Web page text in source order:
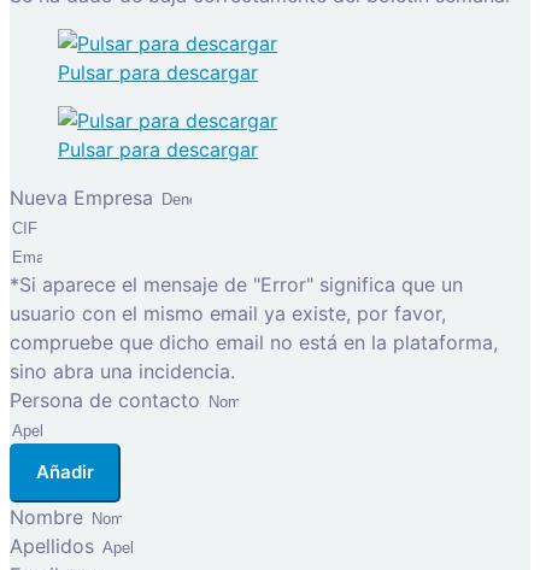
Pulsar para descargar
Pulsar para descargar
Nueva Empresa
*Si aparece el mensaje de "Error" significa que un
usuario con el mismo email ya existe, por favor,
compruebe que dicho email no está en la plataforma,
sino abra una incidencia.
Persona de contacto
Añadir
Nombre
Apellidos